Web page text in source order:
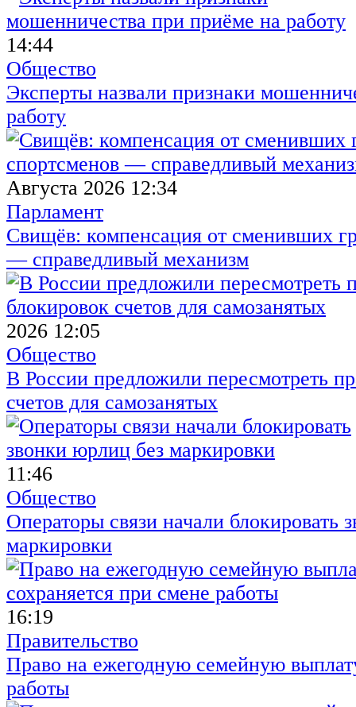
14:44
Общество
Эксперты назвали признаки
работу
Августа 2026 12:34
Парламент
Свищёв: компенсация от сменивших
— справедливый механизм
2026 12:05
Общество
В России предложили пересмотреть
счетов для самозанятых
11:46
Общество
Операторы связи начали блокировать
маркировки
16:19
Правительство
Право на ежегодную семейную
работы